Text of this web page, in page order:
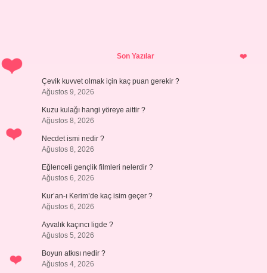
SidebarSon Yazılar
Çevik kuvvet olmak için kaç puan gerekir ?
Ağustos 9, 2026
Kuzu kulağı hangi yöreye aittir ?
Ağustos 8, 2026
Necdet ismi nedir ?
Ağustos 8, 2026
Eğlenceli gençlik filmleri nelerdir ?
Ağustos 6, 2026
Kur’an-ı Kerim’de kaç isim geçer ?
Ağustos 6, 2026
Ayvalık kaçıncı ligde ?
Ağustos 5, 2026
Boyun atkısı nedir ?
Ağustos 4, 2026